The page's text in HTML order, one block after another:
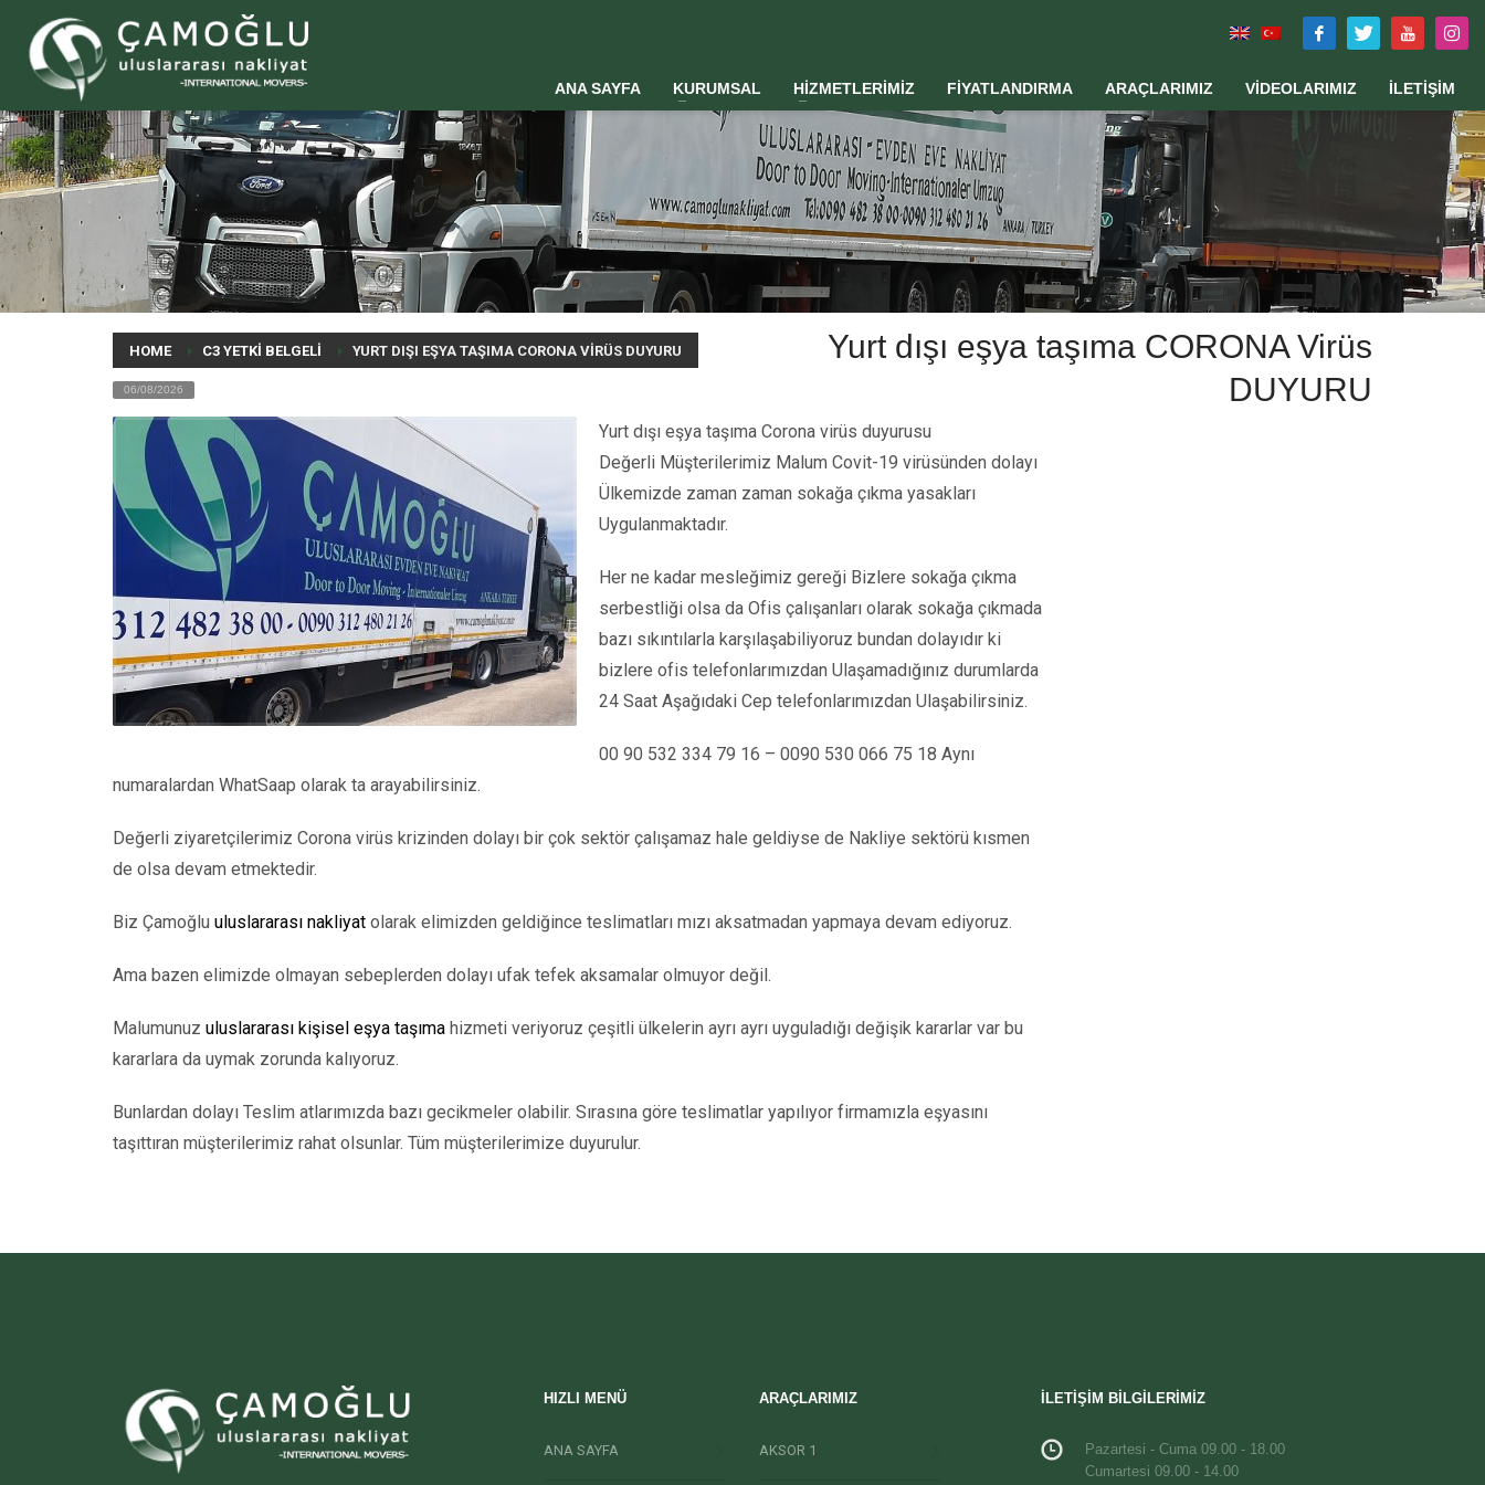
ANA SAYFA KURUMSAL HİZMETLERİMİZ FİYATLANDIRMA ARAÇLARIMIZ VİDEOLARIMIZ İLETİŞİM
HOME C3 YETKİ BELGELİ YURT DIŞI EŞYA TAŞIMA CORONA VIRÜS DUYURU
06/08/2026
Yurt dışı eşya taşıma CORONA Virüs
DUYURU
Yurt dışı eşya taşıma Corona virüs duyurusu
Değerli Müşterilerimiz Malum Covit-19 virüsünden dolayı
Ülkemizde zaman zaman sokağa çıkma yasakları
Uygulanmaktadır.
Her ne kadar mesleğimiz gereği Bizlere sokağa çıkma
serbestliği olsa da Ofis çalışanları olarak sokağa çıkmada
bazı sıkıntılarla karşılaşabiliyoruz bundan dolayıdır ki
bizlere ofis telefonlarımızdan Ulaşamadığınız durumlarda
24 Saat Aşağıdaki Cep telefonlarımızdan Ulaşabilirsiniz.
00 90 532 334 79 16 – 0090 530 066 75 18 Aynı
numaralardan WhatSaap olarak ta arayabilirsiniz.
Değerli ziyaretçilerimiz Corona virüs krizinden dolayı bir çok sektör çalışamaz hale geldiyse de Nakliye sektörü kısmen
de olsa devam etmektedir.
Biz Çamoğlu uluslararası nakliyat olarak elimizden geldiğince teslimatları mızı aksatmadan yapmaya devam ediyoruz.
Ama bazen elimizde olmayan sebeplerden dolayı ufak tefek aksamalar olmuyor değil.
Malumunuz uluslararası kişisel eşya taşıma hizmeti veriyoruz çeşitli ülkelerin ayrı ayrı uyguladığı değişik kararlar var bu
kararlara da uymak zorunda kalıyoruz.
Bunlardan dolayı Teslim atlarımızda bazı gecikmeler olabilir. Sırasına göre teslimatlar yapılıyor firmamızla eşyasını
taşıttıran müşterilerimiz rahat olsunlar. Tüm müşterilerimize duyurulur.
HIZLI MENÜ
ANA SAYFA
ARAÇLARIMIZ
AKSOR 1
İLETİŞİM BİLGİLERİMİZ
Pazartesi - Cuma 09.00 - 18.00
Cumartesi 09.00 - 14.00